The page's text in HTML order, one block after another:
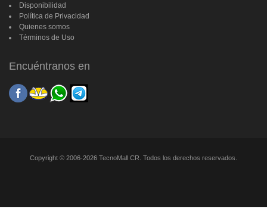
Disponibilidad
Política de Privacidad
Quienes somos
Términos de Uso
Encuéntranos en
Copyright © 2006-2026 TecnoMall CR. Todos los derechos reservados.